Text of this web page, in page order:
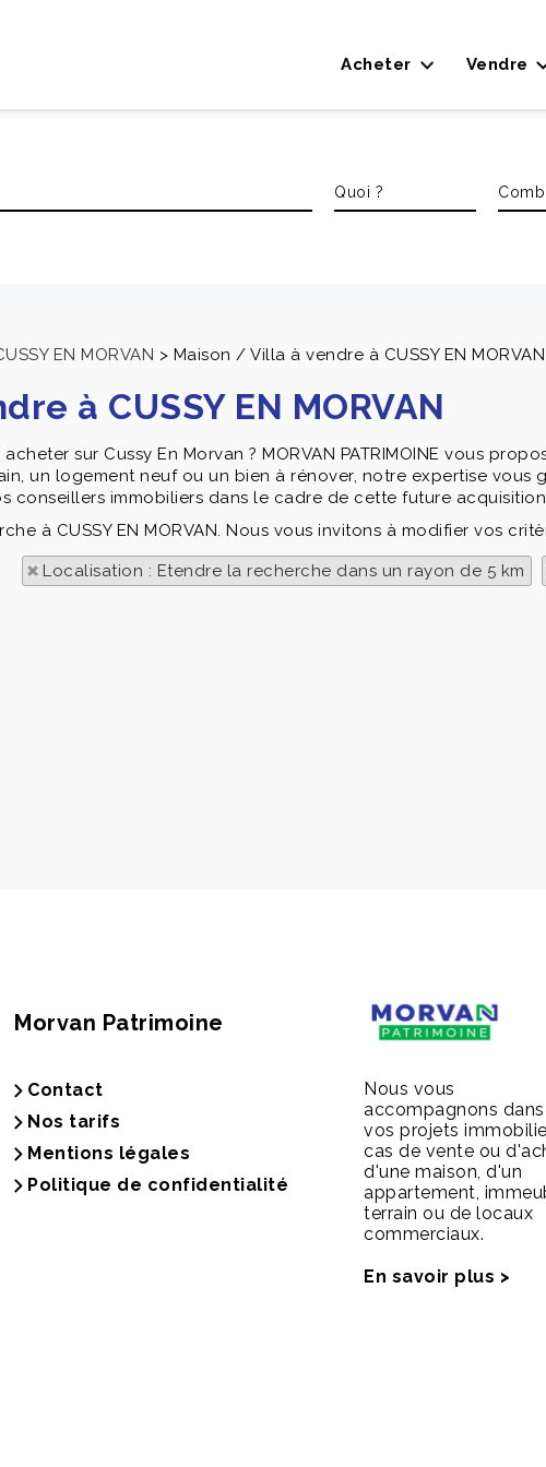
Acheter Vendre
EN MORVAN > Maison / Villa à vendre à CUSSY EN MORVAN
à CUSSY EN MORVAN
sur Cussy En Morvan ? MORVAN PATRIMOINE vous
un logement neuf ou un bien à rénover, notre expertise vous
conseillers immobiliers dans le cadre de cette future
à CUSSY EN MORVAN. Nous vous invitons à modifier vos
Localisation : Etendre la recherche dans un rayon de 5 km
Morvan Patrimoine
Contact
Nos tarifs
Mentions légales
Politique de confidentialité
Nous vous
accompagnons
vos projets
cas de vente ou
d'une maison, d'un
appartement,
terrain ou de locaux
commerciaux.
En savoir plus >